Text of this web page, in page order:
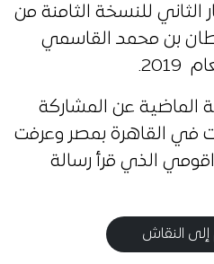
للنسخة الثامنة من
بن محمد القاسمي
الماضية عن المشاركة
نظمت في القاهرة بمصر وعرفت
الذي قرأ رسالة
إلى النقاش